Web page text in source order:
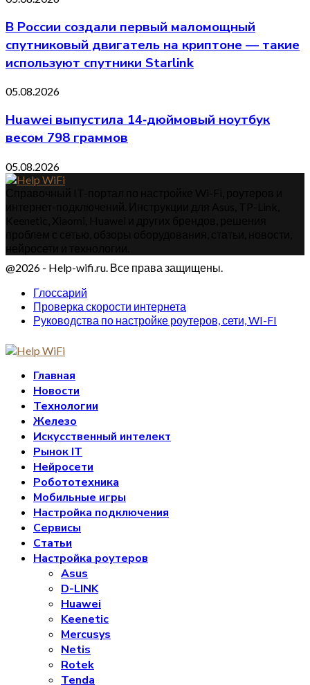
В России создали первый маломощный
спутниковый двигатель на криптоне — такие
используют спутники Starlink
05.08.2026
Huawei выпустила 14‑дюймовый ноутбук
весом 798 граммов
05.08.2026
@2026 - Help-wifi.ru. Все права защищены.
Глоссарий
Проверка скорости интернета
Руководства по настройке роутеров, сети, WI-FI
Главная
Новости
Технологии
Железо
Искусственный интелект
Рынок IT
Нейросети
Робототехника
Мобильные игры
Настройка подключения
Сервисы
Статьи
Настройка роутеров
Asus
D-LINK
Huawei
Keenetic
Mercusys
Netis
Rotek
Tenda